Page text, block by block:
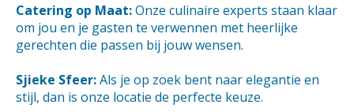
Catering op Maat:Onze culinaire experts staan klaar
om jou en je gasten te verwennen met heerlijke
gerechten die passen bij jouw wensen.
Sjieke Sfeer:Als je op zoek bent naar elegantie en
stijl, dan is onze locatie de perfecte keuze.